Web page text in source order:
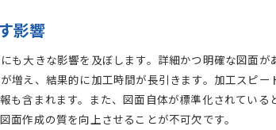
影響
も大きな影響を及ぼします。詳細かつ明確な図面
増え、結果的に加工時間が長引きます。加工スピ
も含まれます。また、図面自体が標準化されてい
作成の質を向上させることが不可欠です。